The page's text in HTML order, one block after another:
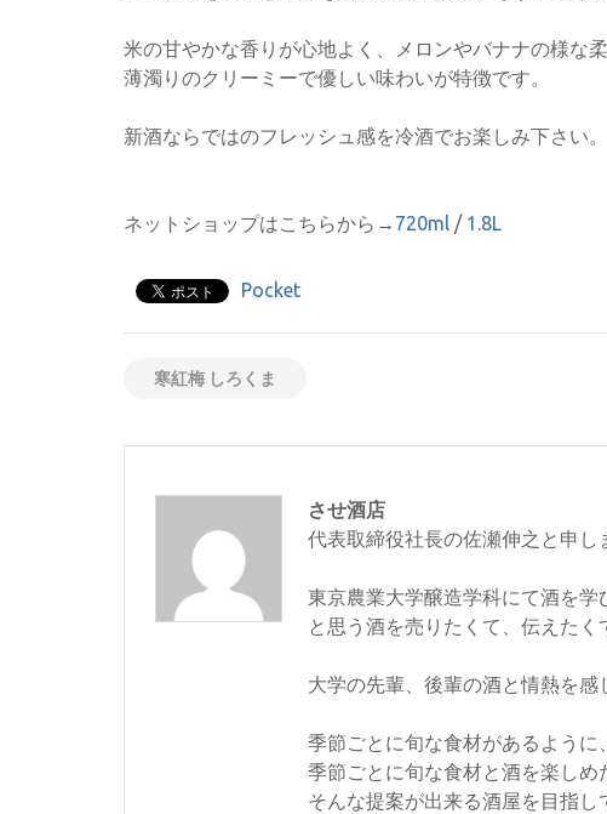
米の甘やかな香りが心地よく、メロンやバナナの様な柔
薄濁りのクリーミーで優しい味わいが特徴です。
新酒ならではのフレッシュ感を冷酒でお楽しみ下さい。
ネットショップはこちらから→ 720ml / 1.8L
Pocket
寒紅梅 しろくま
させ酒店
代表取締役社長の佐瀬伸之と申し
東京農業大学醸造学科にて酒を
と思う酒を売りたくて、伝えたく
大学の先輩、後輩の酒と情熱を感
季節ごとに旬な食材があるように
季節ごとに旬な食材と酒を楽しめ
そんな提案が出来る酒屋を目指し